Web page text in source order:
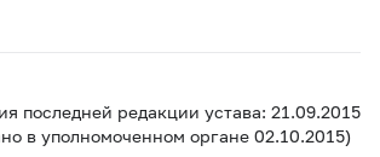
последней редакции устава: 21.09.2015
в уполномоченном органе 02.10.2015)